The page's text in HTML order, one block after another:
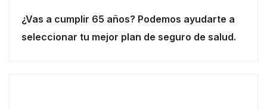
¿Vas a cumplir 65 años? Podemos ayudarte a
seleccionar tu mejor plan de seguro de salud.